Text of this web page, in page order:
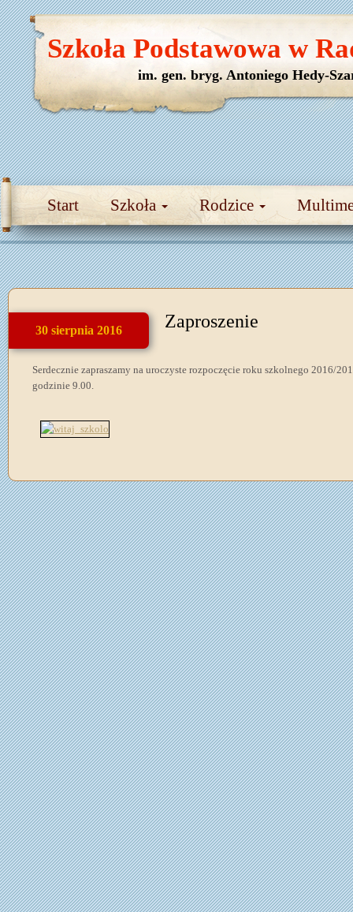
Start Szkoła Rodzice
Szkoła Podstawowa w
im. gen. bryg. Antoniego Hedy-
30 sierpnia 2016 Zaproszenie
Serdecznie zapraszamy na uroczyste rozpoczęcie roku szkolnego 2016/
godzinie 9.00.